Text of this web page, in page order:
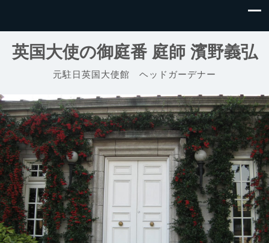
英国大使の御庭番 庭師 濱野義弘
元駐日英国大使館 ヘッドガーデナー